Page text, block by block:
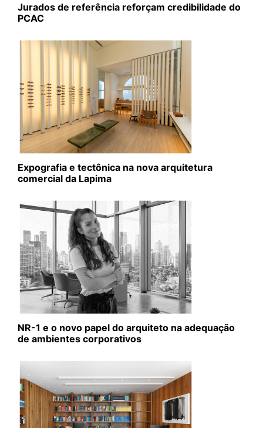
Jurados de referência reforçam credibilidade do
PCAC
Expografia e tectônica na nova arquitetura
comercial da Lapima
NR-1 e o novo papel do arquiteto na adequação
de ambientes corporativos